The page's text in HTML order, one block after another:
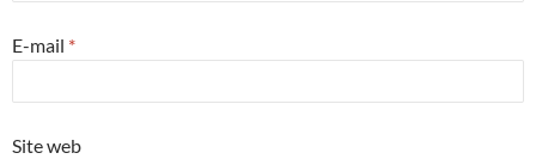
E-mail *
Site web